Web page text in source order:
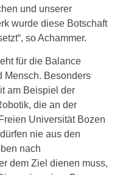
und unserer
wurde diese Botschaft
so Achammer.
für die Balance
Mensch. Besonders
am Beispiel der
die an der
Universität Bozen
nie aus den
nach
dem Ziel dienen muss,